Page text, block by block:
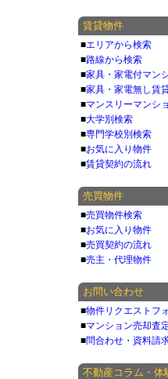
賃貸物件
■エリアから検索
■路線から検索
■家具・家電付マン
■家具・家電無し賃
■マンスリーマンシ
■大学別検索
■専門学校別検索
■お気に入り物件
■賃貸契約の流れ
売買物件
■売買物件検索
■お気に入り物件
■売買契約の流れ
■売主・代理物件
お問い合わせ
■物件リクエストフ
■マンション売却査
■問合わせ・資料請
不動産コラム・体